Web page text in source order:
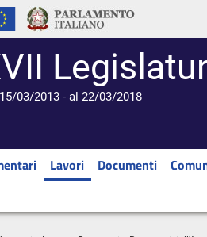
03/2013 - al 22/03/2018
Lavori Documenti